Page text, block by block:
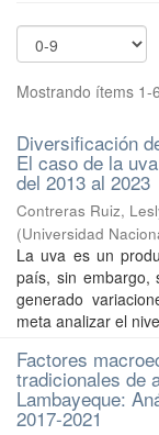
Mostrando ítems 1-
Diversificación
El caso de la
del 2013 al 2023
Contreras Ruiz,
(Universidad
La uva es un
país, sin embargo,
generado
meta analizar el
Factores
tradicionales de
Lambayeque:
2017-2021